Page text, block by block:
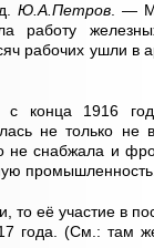
Ю.А.Петров. —
работу
рабочих ушли в
конца 1916
не только не
не снабжала и
промышленность.
то её участие в
года. (См.: там